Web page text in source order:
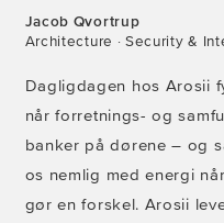
Jacob Qvortrup
Architecture · Security &
Dagligdagen hos Arosii
når forretnings- og
banker på dørene – og
os nemlig med energi
gør en forskel. Arosii